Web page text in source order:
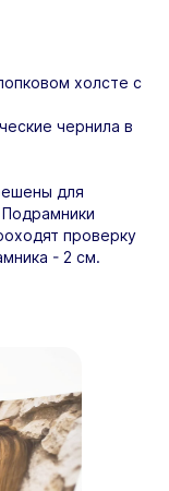
холсте с
чернила в
для
проверку
- 2 см.